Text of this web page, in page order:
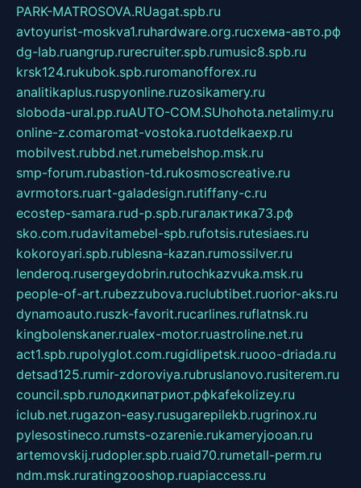
PARK-MATROSOVA.RUagat.spb.ru
avtoyurist-moskva1.ruhardware.org.ruсхема-авто.рф
dg-lab.ruangrup.rurecruiter.spb.rumusic8.spb.ru
krsk124.rukubok.spb.ruromanofforex.ru
analitikaplus.ruspyonline.ruzosikamery.ru
sloboda-ural.pp.ruAUTO-COM.SUhohota.netalimy.ru
online-z.comaromat-vostoka.ruotdelkaexp.ru
mobilvest.rubbd.net.rumebelshop.msk.ru
smp-forum.rubastion-td.rukosmoscreative.ru
avrmotors.ruart-galadesign.rutiffany-c.ru
ecostep-samara.rud-p.spb.ruгалактика73.рф
sko.com.rudavitamebel-spb.rufotsis.rutesiaes.ru
kokoroyari.spb.rublesna-kazan.rumossilver.ru
lenderoq.rusergeydobrin.rutochkazvuka.msk.ru
people-of-art.rubezzubova.ruclubtibet.ruorior-aks.ru
dynamoauto.ruszk-favorit.rucarlines.ruflatnsk.ru
kingbolenskaner.rualex-motor.ruastroline.net.ru
act1.spb.rupolyglot.com.rugidlipetsk.ruooo-driada.ru
detsad125.rumir-zdoroviya.rubruslanovo.rusiterem.ru
council.spb.ruлодкипатриот.рфkafekolizey.ru
iclub.net.rugazon-easy.rusugarepilekb.rugrinox.ru
pylesostineco.rumsts-ozarenie.rukameryjooan.ru
artemovskij.rudopler.spb.ruaid70.rumetall-perm.ru
ndm.msk.ruratingzooshop.ruapiaccess.ru